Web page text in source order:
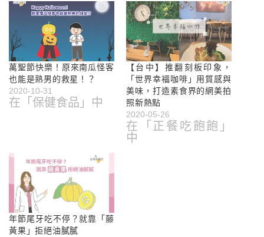
萬聖節快樂！原來南瓜怪客
也能是熟男的救星！？
2020-10-31
在「保健食品」中
【台中】推翻刻板印象，
「世界幸福咖啡」用質感與
美味，打造素食界的網美拍
照新熱點
2020-05-26
在「正餐吃飽飽」
中
年節尾牙吃不停？就靠「藤
黃果」拒絕油膩膩